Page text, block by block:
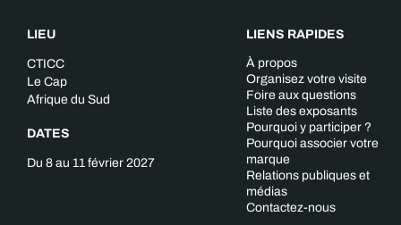
LIEU
CTICC
Le Cap
Afrique du Sud
DATES
Du 8 au 11 février 2027
LIENS RAPIDES
À propos
Organisez votre visite
Foire aux questions
Liste des exposants
Pourquoi y participer ?
Pourquoi associer votre
marque
Relations publiques et
médias
Contactez-nous